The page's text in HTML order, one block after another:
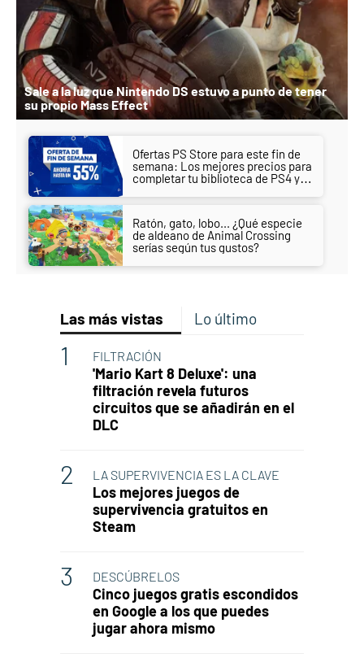
Sale a la luz que Nintendo DS estuvo a punto de tener
su propio Mass Effect
Ofertas PS Store para este fin de
semana: Los mejores precios para
completar tu biblioteca de PS4 y
Ratón, gato, lobo... ¿Qué especie
de aldeano de Animal Crossing
serías según tus gustos?
Las más vistas Lo último
FILTRACIÓN
'Mario Kart 8 Deluxe': una
filtración revela futuros
circuitos que se añadirán en el
DLC
LA SUPERVIVENCIA ES LA CLAVE
Los mejores juegos de
supervivencia gratuitos en
Steam
DESCÚBRELOS
Cinco juegos gratis escondidos
en Google a los que puedes
jugar ahora mismo